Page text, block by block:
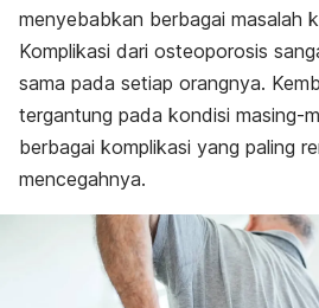
menyebabkan berbagai masalah
Komplikasi dari osteoporosis
sama pada setiap orangnya.
tergantung pada kondisi masing-
berbagai komplikasi yang paling
mencegahnya.